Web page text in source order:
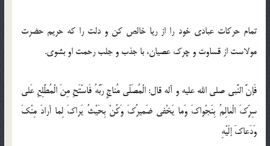
تمام حركات عبادى خود را از ريا خالص كن و دلت را كه حريم حضرت
مولاست از قساوت و چرك عصيان، با جذب و جلب رحمت او بشوى.
فَإنَّ النَّبي صلى الله عليه و آله قال: الْمُصَلّي مُناجٍ رَبَّهُ فَاسْتَحِ مِنَ الْمُطَّلِعِ عَلى‏
سِرِّكَ الْعالِمُ بِنَجْواكَ وَما يَخْفي ضَميرُكَ وَكُنْ بِحَيْثُ يَراكَ لِما أرادَ مِنْكَ
وَدَعاكَ إلَيْهِ‏